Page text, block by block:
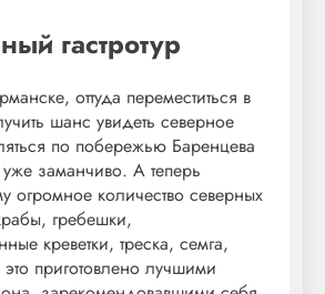
гастротур
оттуда переместиться в
шанс увидеть северное
по побережью Баренцева
заманчиво. А теперь
огромное количество северных
гребешки,
креветки, треска, семга,
приготовлено лучшими